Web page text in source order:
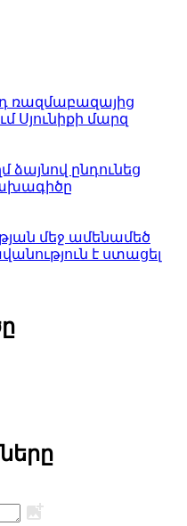
ռազմաբազայից
Սյունիքի մարզ
ձայնով ընդունեց
մեջ ամենամեծ
է ստացել